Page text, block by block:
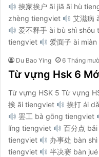
挨家挨户 āi jiā āi hù
zhèng tiengviet
艾滋病
爱不释手 ài bù shì shǒu
tiengviet
爱面子 ài
Du Bao Ying 6 Tháng
Từ vựng Hsk 6
Từ vựng HSK 5 Từ vựng
挨 āi tiengviet
挨打 ái
罢工 bà gōng tiengviet
lǐng tiengviet
百分点
tiengviet
办事处 bàn
tiengviet
半决赛 bàn